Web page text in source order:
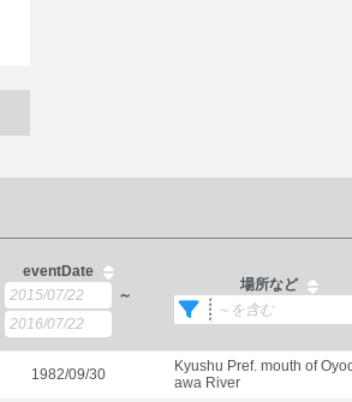
eventDate
～
場所など
1982/09/30
Kyushu Pref. mouth of
awa River